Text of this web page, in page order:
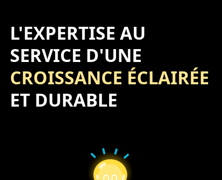
L'EXPERTISE AU
SERVICE D'UNE
CROISSANCE ÉCLAIRÉE
ET DURABLE